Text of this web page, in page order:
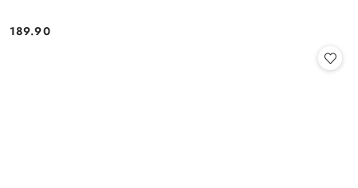
Cena:
189.90